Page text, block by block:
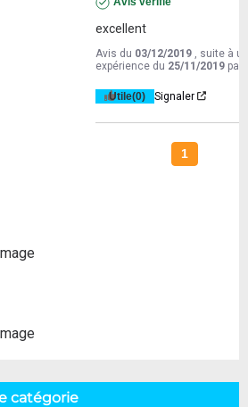
excellent
Avis du 03/12/2019
, suite à
expérience du 25/11/2019 par
Utile(0) Signaler
1
catégorie